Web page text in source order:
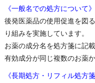
《一般名での処方について》
後発医薬品の使用促進を図
り組みを実施しています。
お薬の成分名を処方箋に記
有効成分が同じ複数のお薬
《長期処方・リフィル処方